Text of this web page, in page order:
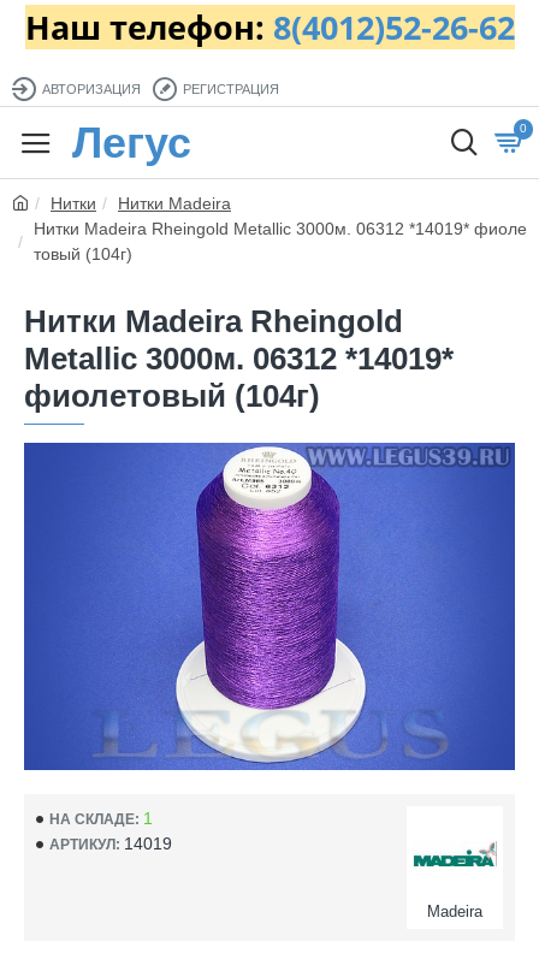
Наш телефон: 8(4012)52-26-62
АВТОРИЗАЦИЯ РЕГИСТРАЦИЯ
Легус 0
Нитки
Нитки Madeira
Нитки Madeira Rheingold Metallic 3000м. 06312 *14019* фиоле
товый (104г)
Нитки Madeira Rheingold
Metallic 3000м. 06312 *14019*
фиолетовый (104г)
НА СКЛАДЕ: 1
АРТИКУЛ: 14019
Madeira